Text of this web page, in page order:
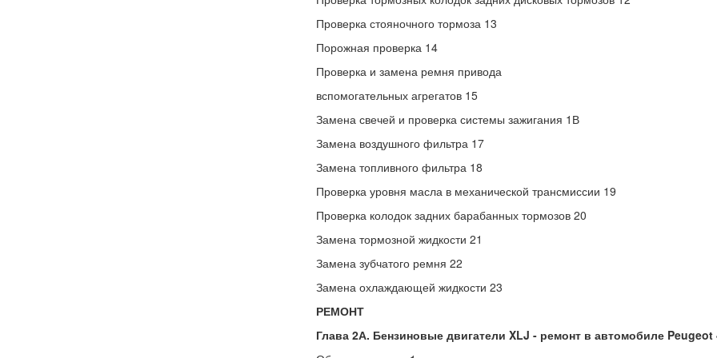
Проверка стояночного тормоза 13
Порожная проверка 14
Проверка и замена ремня привода
вспомогательных агрегатов 15
Замена свечей и проверка системы зажигания 1В
Замена воздушного фильтра 17
Замена топливного фильтра 18
Проверка уровня масла в механической трансмиссии 19
Проверка колодок задних барабанных тормозов 20
Замена тормозной жидкости 21
Замена зубчатого ремня 22
Замена охлаждающей жидкости 23
РЕМОНТ
Глава 2А. Бензиновые двигатели XLJ - ремонт в автомобиле Peugeot